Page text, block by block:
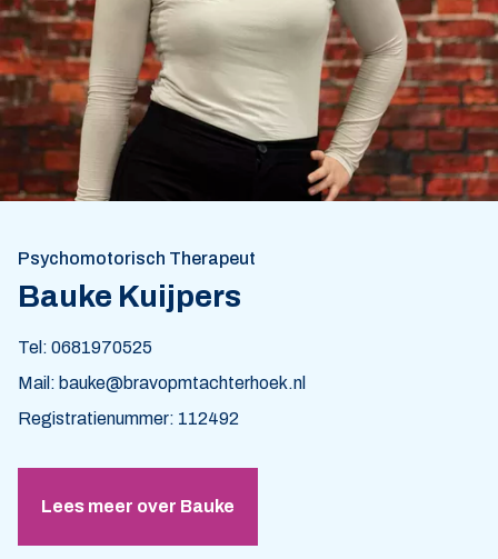
Psychomotorisch Therapeut
Bauke Kuijpers
Tel: 0681970525
Mail: bauke@bravopmtachterhoek.nl
Registratienummer: 112492
Lees meer over Bauke